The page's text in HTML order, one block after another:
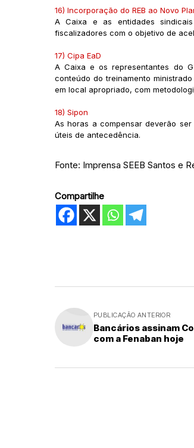
16) Incorporação do REB ao Novo
A Caixa e as entidades
fiscalizadores com o objetivo de
17) Cipa EaD
A Caixa e os representantes do
conteúdo do treinamento
em local apropriado, com
18) Sipon
As horas a compensar deverão
úteis de antecedência.
Fonte: Imprensa SEEB Santos e
Compartilhe
PUBLICAÇÃO ANTERIOR
Bancários assinam
com a Fenaban hoje